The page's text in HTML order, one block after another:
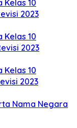
Kelas 10
2023
Kelas 10
2023
Kelas 10
2023
Nama Negara